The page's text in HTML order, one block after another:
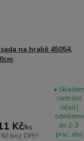
na hrabě 45054,
Kč/ks
bez DPH
• Skladem
centrální
sklad |
odešleme
do 2-3
prac. dnů